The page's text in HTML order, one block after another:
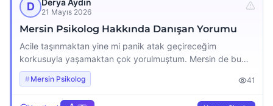
D 21 Mayıs 2026
Mersin Psikolog Hakkında Danışan Yorumu
Acile taşınmaktan yine mi panik atak geçireceğim
korkusuyla yaşamaktan çok yorulmuştum. Mersin de bu
konularda tecrübeli bir uzman ararken tavsiyeler üzerine
Murat Bilim bey ile yollarımız kesişti. İyi ki gitmişim Murat
Mersin Psikolog 41